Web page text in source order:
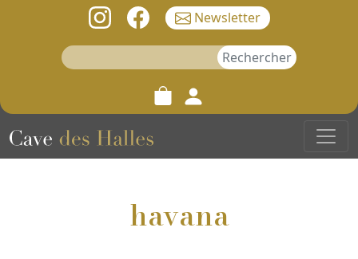
Newsletter
Rechercher :
havana